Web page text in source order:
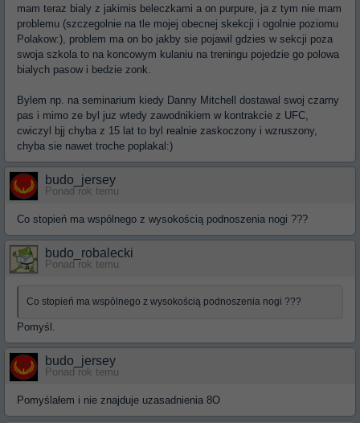
mam teraz bialy z jakimis beleczkami a on purpure, ja z tym nie mam
problemu (szczegolnie na tle mojej obecnej skekcji i ogolnie poziomu
Polakow:), problem ma on bo jakby sie pojawil gdzies w sekcji poza
swoja szkola to na koncowym kulaniu na treningu pojedzie go polowa
bialych pasow i bedzie zonk.
Bylem np. na seminarium kiedy Danny Mitchell dostawal swoj czarny
pas i mimo ze byl juz wtedy zawodnikiem w kontrakcie z UFC,
cwiczyl bjj chyba z 15 lat to byl realnie zaskoczony i wzruszony,
chyba sie nawet troche poplakal:)
budo_jersey
Ponad rok temu
Co stopień ma wspólnego z wysokością podnoszenia nogi ???
budo_robalecki
Ponad rok temu
Co stopień ma wspólnego z wysokością podnoszenia nogi ???
Pomyśl.
budo_jersey
Ponad rok temu
Pomyślałem i nie znajduje uzasadnienia 8O